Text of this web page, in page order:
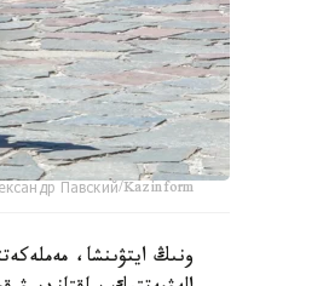
Павский/Kazinform
ونىڭ ايتۋىنشا،